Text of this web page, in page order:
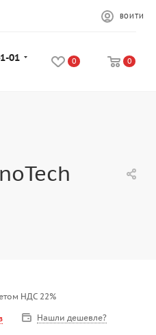
ВОЙТИ
01 0 0
НДС 22%
Нашли дешевле?